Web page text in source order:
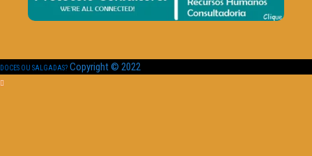
DOCES OU SALGADAS? Copyright © 2022